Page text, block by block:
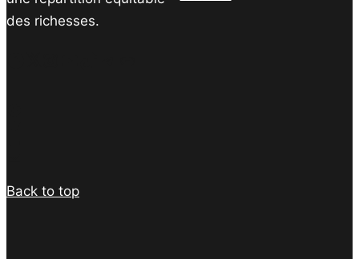
des richesses.
Back to top